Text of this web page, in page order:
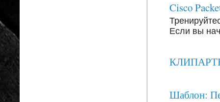
Cisco
Если вы
КЛИПАРТЫ:
Шаблон: